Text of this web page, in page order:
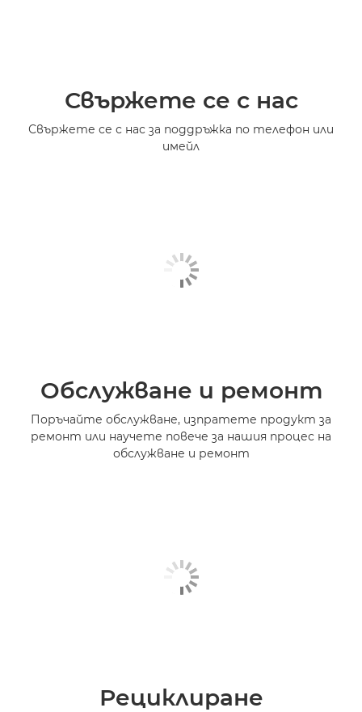
Свържете се с нас
Свържете се с нас за поддръжка по телефон или
имейл
Обслужване и ремонт
Поръчайте обслужване, изпратете продукт за
ремонт или научете повече за нашия процес на
обслужване и ремонт
Рециклиране